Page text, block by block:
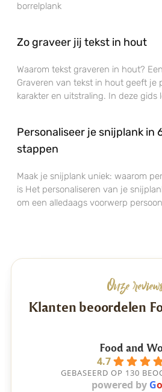
borrelplank
Zo graveer jij tekst in hout
Waarom tekst graveren in hout?
Graveren van tekst in hout geeft je
karakter en uitstraling. In deze gids
Personaliseer je snijplank in
stappen
Maak je snijplank uniek: waarom
is Het personaliseren van je
om een alledaags voorwerp
Onze
Klanten beoordelen
Food and
4.7
GEBASEERD OP 130
powered by Go